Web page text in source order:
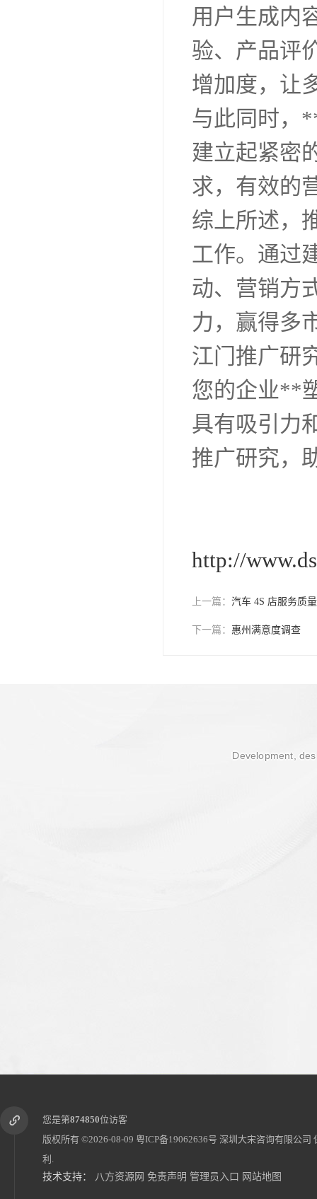
用户生成内
验、产品评
增加度，让
与此同时，
建立起紧密
求，有效的
综上所述，
工作。通过
动、营销方
力，赢得多
江门推广研
您的企业**
具有吸引力
推广研究，
http://
上一篇： 汽车 4S 店服务质
下一篇： 惠州满意度调查
Development,
您是第874850位访客
版权所有 ©2026-08-09 粤ICP备19062636号 深圳大宋咨询有限公司
利.
技术支持： 八方资源网 免责声明 管理员入口 网站地图